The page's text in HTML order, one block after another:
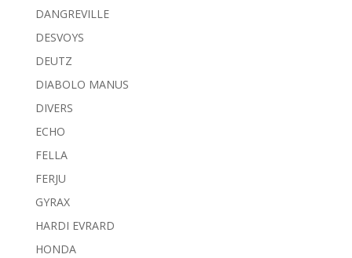
DANGREVILLE
DESVOYS
DEUTZ
DIABOLO MANUS
DIVERS
ECHO
FELLA
FERJU
GYRAX
HARDI EVRARD
HONDA